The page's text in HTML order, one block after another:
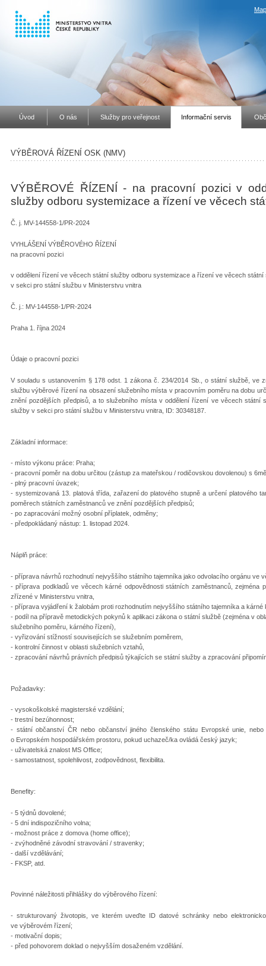
Úvod O nás Služby pro veřejnost Informační servis
VÝBĚROVÁ ŘÍZENÍ OSK (NMV)
VÝBĚROVÉ ŘÍZENÍ - na pracovní pozici v
služby odboru systemizace a řízení ve věcech
Č. j. MV-144558-1/PR-2024
VYHLÁŠENÍ VÝBĚROVÉHO ŘÍZENÍ
na pracovní pozici
v oddělení řízení ve věcech státní služby odboru systemizace a řízení ve věcech státní
v sekci pro státní službu v Ministerstvu vnitra
Č. j.: MV-144558-1/PR-2024
Praha 1. října 2024
Údaje o pracovní pozici
V souladu s ustanovením § 178 odst. 1 zákona č. 234/2014 Sb., o státní službě, ve
službu výběrové řízení na obsazení služebního místa v pracovním poměru na dobu
znění pozdějších předpisů, a to služebního místa v oddělení řízení ve věcech
služby v sekci pro státní službu v Ministerstvu vnitra, ID: 30348187.
Základní informace:
- místo výkonu práce: Praha;
- pracovní poměr na dobu určitou (zástup za mateřskou / rodičovskou dovolenou) s
- plný pracovní úvazek;
- systemizovaná 13. platová třída, zařazení do platového stupně a určení platového
poměrech státních zaměstnanců ve znění pozdějších předpisů;
- po zapracování možný osobní příplatek, odměny;
- předpokládaný nástup: 1. listopad 2024.
Náplň práce:
- příprava návrhů rozhodnutí nejvyššího státního tajemníka jako odvolacího orgánu ve
- příprava podkladů ve věcech kárné odpovědnosti státních zaměstnanců, zejména
zřízené v Ministerstvu vnitra,
- příprava vyjádření k žalobám proti rozhodnutím nejvyššího státního tajemníka a
- podíl na přípravě metodických pokynů k aplikaci zákona o státní službě (zejména v
služebního poměru, kárného řízení),
- vyřizování stížností souvisejících se služebním poměrem,
- kontrolní činnost v oblasti služebních vztahů,
- zpracování návrhů právních předpisů týkajících se státní služby a zpracování
Požadavky:
- vysokoškolské magisterské vzdělání;
- trestní bezúhonnost;
- státní občanství ČR nebo občanství jiného členského státu Evropské unie,
o Evropském hospodářském prostoru, pokud uchazeč/ka ovládá český jazyk;
- uživatelská znalost MS Office;
- samostatnost, spolehlivost, zodpovědnost, flexibilita.
Benefity:
- 5 týdnů dovolené;
- 5 dní indispozičního volna;
- možnost práce z domova (home office);
- zvýhodněné závodní stravování / stravenky;
- další vzdělávání;
- FKSP, atd.
Povinné náležitosti přihlášky do výběrového řízení:
- strukturovaný životopis, ve kterém uveďte ID datové schránky nebo
ve výběrovém řízení;
- motivační dopis;
- před pohovorem doklad o nejvyšším dosaženém vzdělání.